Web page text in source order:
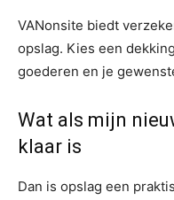
VANonsite biedt
opslag. Kies een
goederen en je
Wat als mijn
klaar is
Dan is opslag een